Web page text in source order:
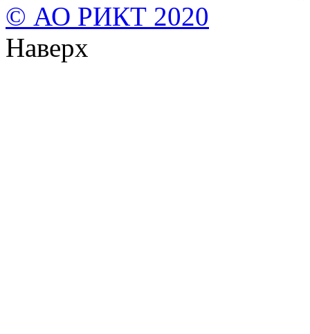
© АО РИКТ 2020
Наверх